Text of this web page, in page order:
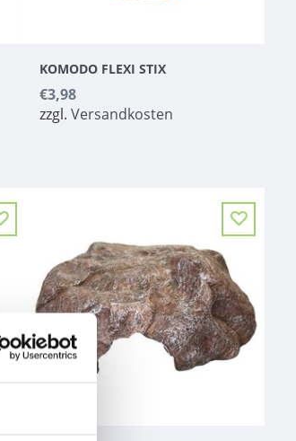
KOMODO FLEXI STIX
€3,98
zzgl.Versandkosten